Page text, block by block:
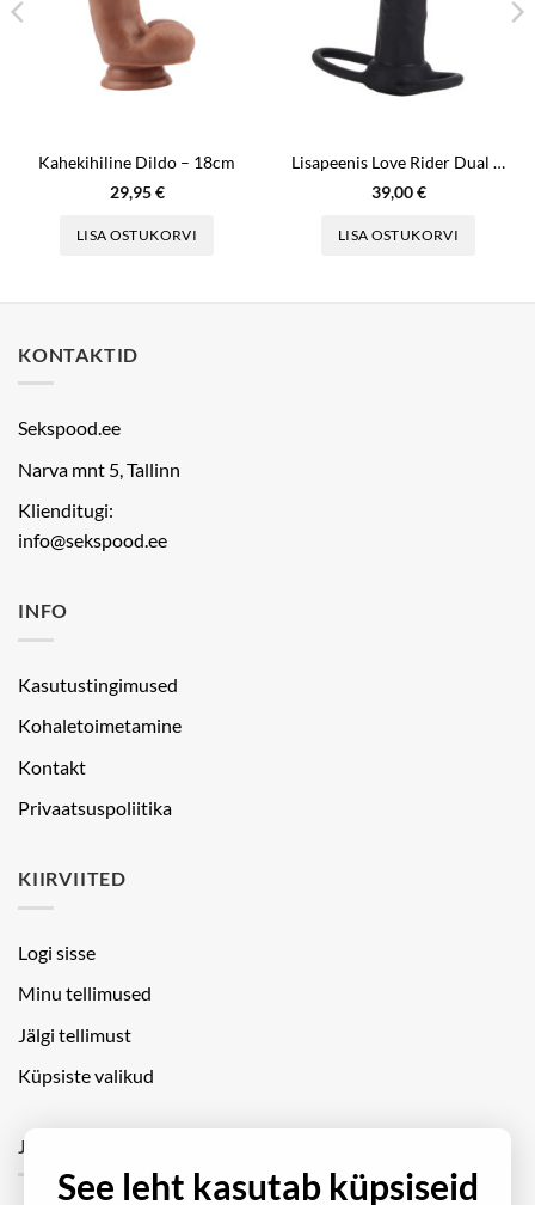
Kahekihiline Dildo – 18cm
29,95€
LISA OSTUKORVI
Lisapeenis Love Rider Dual Penetrator
39,00€
LISA OSTUKORVI
KONTAKTID
Sekspood.ee
Narva mnt 5, Tallinn
Klienditugi:
info@sekspood.ee
INFO
Kasutustingimused
Kohaletoimetamine
Kontakt
Privaatsuspoliitika
KIIRVIITED
Logi sisse
Minu tellimused
Jälgi tellimust
Küpsiste valikud
JÄLGI MEID
See leht kasutab küpsiseid